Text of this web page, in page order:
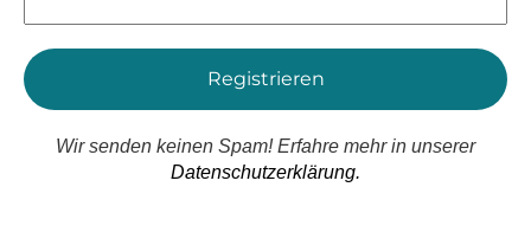
*
Wir senden keinen Spam! Erfahre mehr in unserer
Datenschutzerklärung.